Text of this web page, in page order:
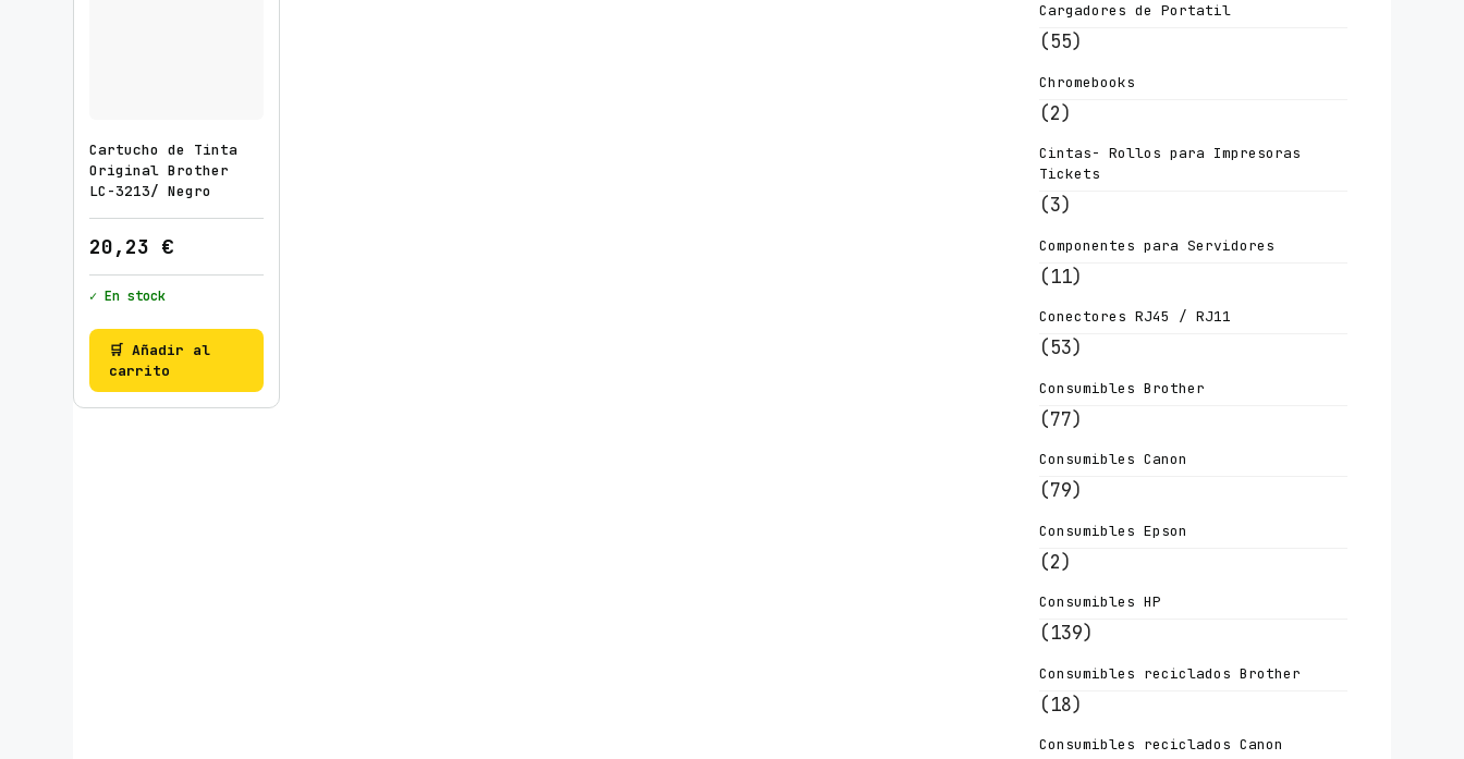
Cartucho de Tinta
Original Brother
LC-3213/ Negro
20,23 €
✓ En stock
🛒 Añadir al
carrito
Cargadores de Portatil
(55)
Chromebooks
(2)
Cintas- Rollos para Impresoras
Tickets
(3)
Componentes para Servidores
(11)
Conectores RJ45 / RJ11
(53)
Consumibles Brother
(77)
Consumibles Canon
(79)
Consumibles Epson
(2)
Consumibles HP
(139)
Consumibles reciclados Brother
(18)
Consumibles reciclados Canon